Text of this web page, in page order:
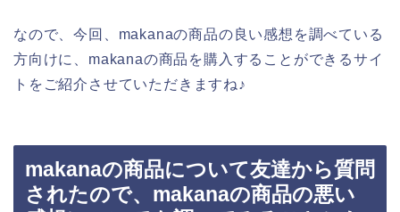
なので、今回、makanaの商品の良い感想を調べている
方向けに、makanaの商品を購入することができるサイ
トをご紹介させていただきますね♪
makanaの商品について友達から質問
されたので、makanaの商品の悪い